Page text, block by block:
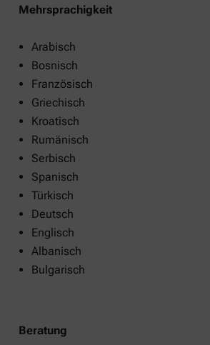
Mehrsprachigkeit
Arabisch
Bosnisch
Französisch
Griechisch
Kroatisch
Rumänisch
Serbisch
Spanisch
Türkisch
Deutsch
Englisch
Albanisch
Bulgarisch
Beratung